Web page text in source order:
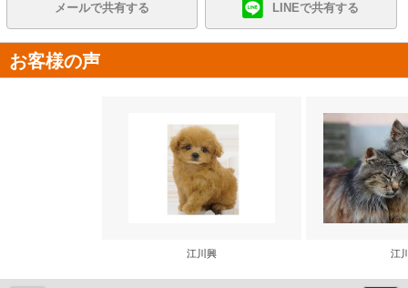
メールで共有する LINEで共有する
お客様の声
江川興 江